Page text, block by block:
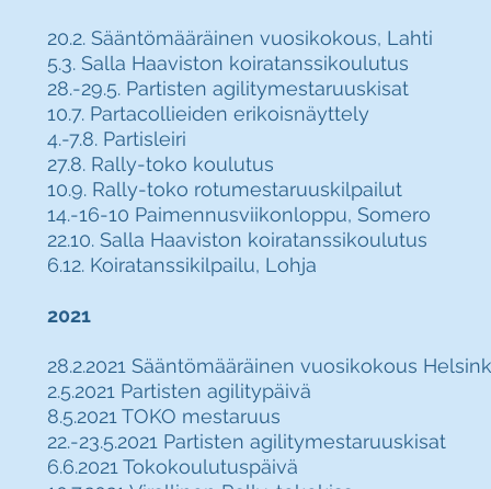
20.2. Sääntömääräinen vuosikokous, Lahti
5.3. Salla Haaviston koiratanssikoulutus
28.-29.5. Partisten agilitymestaruuskisat
10.7. Partacollieiden erikoisnäyttely
4.-7.8. Partisleiri
27.8. Rally-toko koulutus
10.9. Rally-toko rotumestaruuskilpailut
14.-16-10 Paimennusviikonloppu, Somero
22.10. Salla Haaviston koiratanssikoulutus
6.12. Koiratanssikilpailu, Lohja
2021
28.2.2021 Sääntömääräinen vuosikokous
2.5.2021 Partisten agilitypäivä
8.5.2021 TOKO mestaruus
22.-23.5.2021 Partisten agilitymestaruuskisat
6.6.2021 Tokokoulutuspäivä